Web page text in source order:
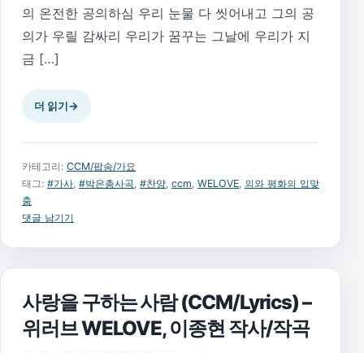
의 온전한 공의하심 우리 눈물 다 씻어내고 그의 공
의가 우릴 감싸리 우리가 꿈꾸는 그날에 우리가 지
금 […]
더 읽기→
카테고리: CCM/팝송/가요
태그: #가사, #박은총사곡, #찬양, ccm, WELOVE, 의와 평화의 입맞
춤
댓글 남기기
사랑을 구하는 사람 (CCM/Lyrics) –
위러브 WELOVE, 이종현 작사/작곡